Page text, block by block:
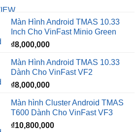
₫16,500,000.là:
Màn Hình Android TMAS 10.33
Inch Cho VinFast Minio Green
₫8,000,000
Màn Hình Android TMAS 10.33
Dành Cho VinFast VF2
₫8,000,000
Màn hình Cluster Android TMAS
T600 Dành Cho VinFast VF3
₫10,800,000